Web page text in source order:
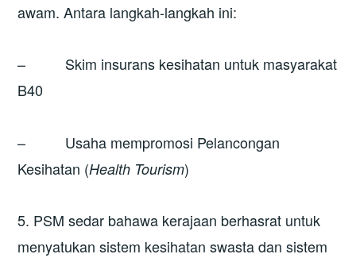
awam. Antara langkah-langkah ini:
– Skim insurans kesihatan untuk masyarakat
B40
– Usaha mempromosi Pelancongan
Kesihatan (Health Tourism)
5. PSM sedar bahawa kerajaan berhasrat untuk
menyatukan sistem kesihatan swasta dan sistem